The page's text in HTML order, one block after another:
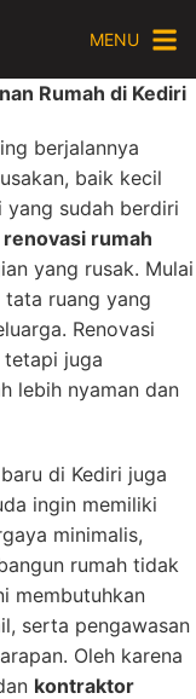
MENU
Rumah di Kediri
berjalannya
baik kecil
yang sudah berdiri
renovasi rumah
yang rusak. Mulai
ruang yang
Renovasi
tetapi juga
lebih nyaman dan
di Kediri juga
ingin memiliki
minimalis,
rumah tidak
membutuhkan
serta pengawasan
Oleh karena
kontraktor